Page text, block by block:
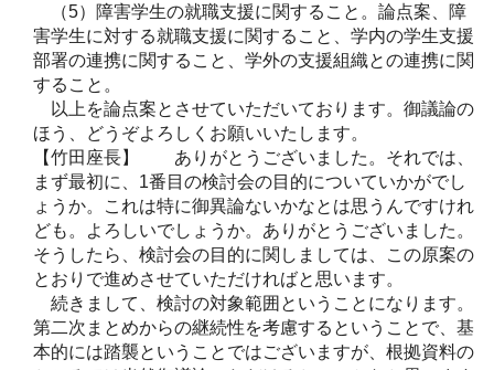
（5）障害学生の就職支援に関すること。論点案、障
害学生に対する就職支援に関すること、学内の学生支援
部署の連携に関すること、学外の支援組織との連携に関
すること。
以上を論点案とさせていただいております。御議論の
ほう、どうぞよろしくお願いいたします。
【竹田座長】 ありがとうございました。それでは、
まず最初に、1番目の検討会の目的についていかがでし
ょうか。これは特に御異論ないかなとは思うんですけれ
ども。よろしいでしょうか。ありがとうございました。
そうしたら、検討会の目的に関しましては、この原案の
とおりで進めさせていただければと思います。
続きまして、検討の対象範囲ということになります。
第二次まとめからの継続性を考慮するということで、基
本的には踏襲ということではございますが、根拠資料の